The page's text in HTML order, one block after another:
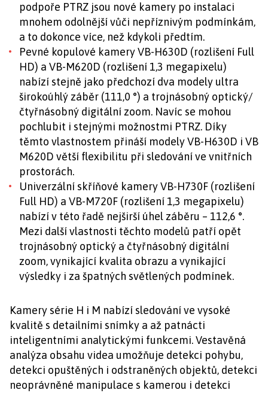
podpoře PTRZ jsou nové kamery po instalaci
mnohem odolnější vůči nepříznivým podmínkám,
a to dokonce více, než kdykoli předtím.
Pevné kopulové kamery VB-H630D (rozlišení Full
HD) a VB-M620D (rozlišení 1,3 megapixelu)
nabízí stejně jako předchozí dva modely ultra
širokoúhlý záběr (111,0 °) a trojnásobný optický/
čtyřnásobný digitální zoom. Navíc se mohou
pochlubit i stejnými možnostmi PTRZ. Díky
těmto vlastnostem přináší modely VB-H630D i VB
M620D větší flexibilitu při sledování ve vnitřních
prostorách.
Univerzální skříňové kamery VB-H730F (rozlišení
Full HD) a VB-M720F (rozlišení 1,3 megapixelu)
nabízí v této řadě nejširší úhel záběru – 112,6 °.
Mezi další vlastnosti těchto modelů patří opět
trojnásobný optický a čtyřnásobný digitální
zoom, vynikající kvalita obrazu a vynikající
výsledky i za špatných světlených podmínek.
Kamery série H i M nabízí sledování ve vysoké
kvalitě s detailními snímky a až patnácti
inteligentními analytickými funkcemi. Vestavěná
analýza obsahu videa umožňuje detekci pohybu,
detekci opuštěných i odstraněných objektů, detekci
neoprávněné manipulace s kamerou i detekci